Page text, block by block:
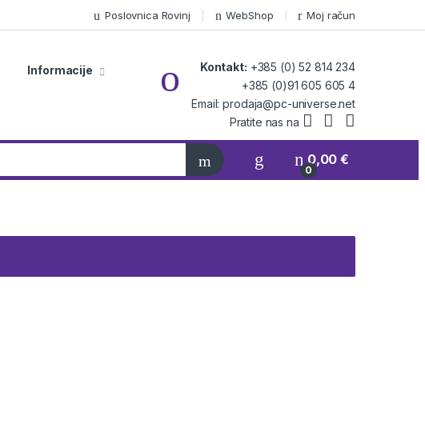
Poslovnica Rovinj WebShop Moj račun
Informacije Kontakt: +385 (0) 52 814 234
+385 (0)91 605 605 4
Email: prodaja@pc-universe.net
Pratite nas na
0
0,00€